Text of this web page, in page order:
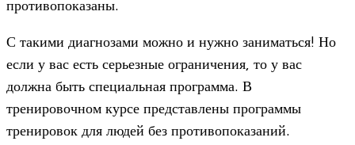
противопоказаны.
С такими диагнозами можно и нужно заниматься! Но
если у вас есть серьезные ограничения, то у вас
должна быть специальная программа. В
тренировочном курсе представлены программы
тренировок для людей без противопоказаний.